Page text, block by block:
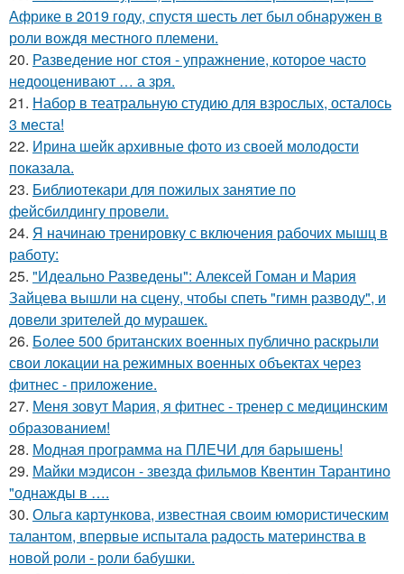
Африке в 2019 году, спустя шесть лет был обнаружен в
роли вождя местного племени.
20. Разведение ног стоя - упражнение, которое часто
недооценивают … а зря.
21. Набор в театральную студию для взрослых, осталось
3 места!
22. Ирина шейк архивные фото из своей молодости
показала.
23. Библиотекари для пожилых занятие по
фейсбилдингу провели.
24. Я начинаю тренировку с включения рабочих мышц в
работу:
25. "Идеально Разведены": Алексей Гоман и Мария
Зайцева вышли на сцену, чтобы спеть "гимн разводу", и
довели зрителей до мурашек.
26. Более 500 британских военных публично раскрыли
свои локации на режимных военных объектах через
фитнес - приложение.
27. Меня зовут Мария, я фитнес - тренер с медицинским
образованием!
28. Модная программа на ПЛЕЧИ для барышень!
29. Майки мэдисон - звезда фильмов Квентин Тарантино
"однажды в ….
30. Ольга картункова, известная своим юмористическим
талантом, впервые испытала радость материнства в
новой роли - роли бабушки.